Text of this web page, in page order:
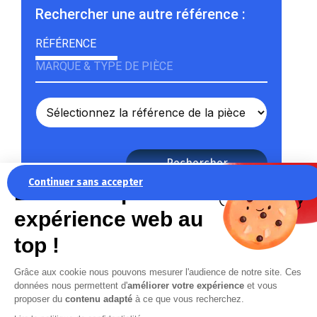
Continuer sans accepter
La recette pour une
expérience web au
top !
Grâce aux cookie nous pouvons mesurer l'audience de notre site. Ces
données nous permettent d'améliorer votre expérience et vous
proposer du contenu adapté à ce que vous recherchez.
Rechercher une autre référence :
RÉFÉRENCE
MARQUE & TYPE DE PIÈCE
Rechercher